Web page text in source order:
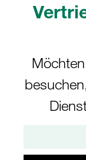
Bitte beachten Sie:
um die